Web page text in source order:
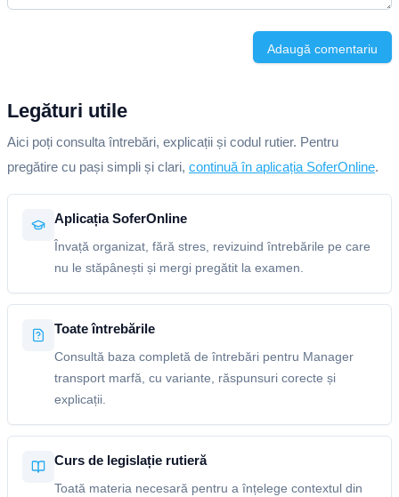
Adaugă comentariu
Legături utile
Aici poți consulta întrebări, explicații și codul rutier. Pentru
pregătire cu pași simpli și clari, continuă în aplicația SoferOnline.
Aplicația SoferOnline
Învață organizat, fără stres, revizuind întrebările pe care
nu le stăpânești și mergi pregătit la examen.
Toate întrebările
Consultă baza completă de întrebări pentru Manager
transport marfă, cu variante, răspunsuri corecte și
explicații.
Curs de legislație rutieră
Toată materia necesară pentru a înțelege contextul din